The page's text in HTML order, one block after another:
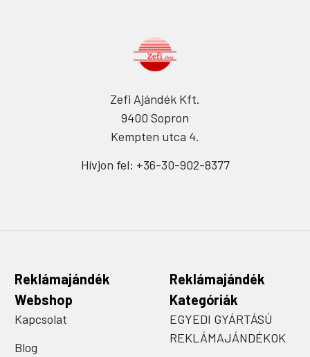
Zefi Ajándék Kft.
9400 Sopron
Kempten utca 4.
Hívjon fel: +36-30-902-8377
Reklámajándék
Webshop
Kapcsolat
Blog
Reklámajándék
Kategóriák
EGYEDI GYÁRTÁSÚ
REKLÁMAJÁNDÉKOK